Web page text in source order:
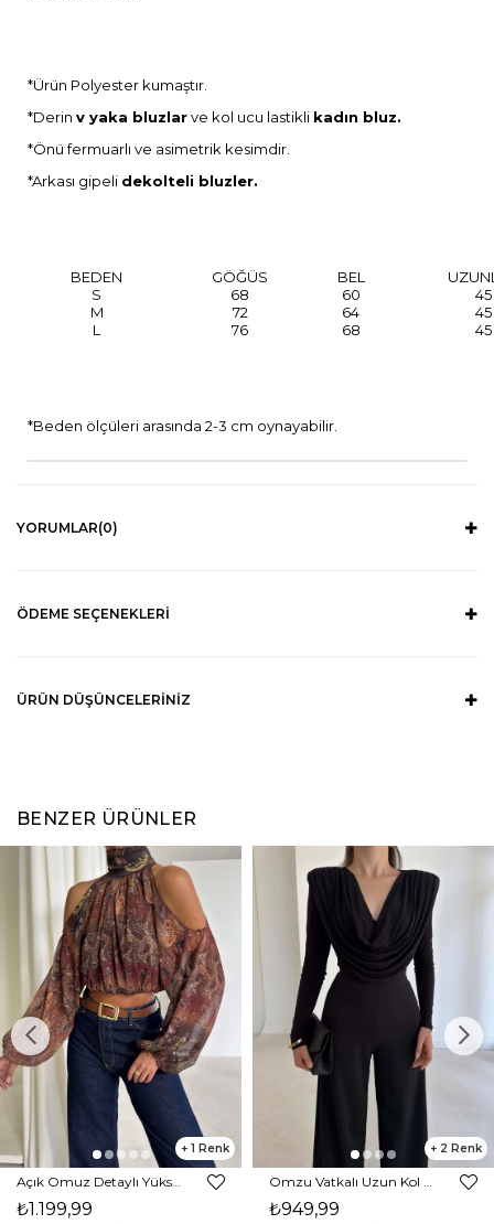
*Ürün Polyester kumaştır.
*Derin v yaka bluzlarve kol ucu lastikli kadın bluz.
*Önü fermuarlı ve asimetrik kesimdir.
*Arkası gipeli dekolteli bluzler.
BEDEN GÖĞÜS BEL
S
68 60
45
M
72 64
45
L
76 68 45
*Beden ölçüleri arasında 2-3 cm oynayabilir.
YORUMLAR(0)
ÖDEME SEÇENEKLERI
ÜRÜN DÜŞÜNCELERINIZ
BENZER ÜRÜNLER
1
₺1.199,99
2
₺949,99